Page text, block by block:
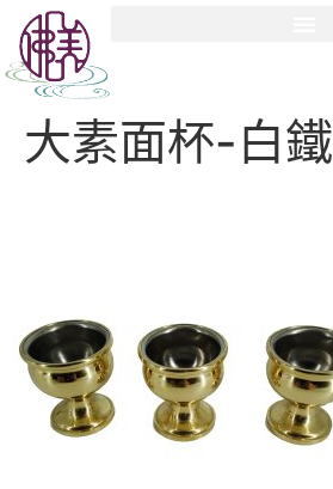
大素面杯-白鐵